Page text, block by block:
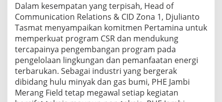
Dalam kesempatan yang terpisah, Head of
Communication Relations & CID Zona 1, Djulianto
Tasmat menyampaikan komitmen Pertamina untuk
memperkuat program CSR dan mendukung
tercapainya pengembangan program pada
pengelolaan lingkungan dan pemanfaatan energi
terbarukan. Sebagai industri yang bergerak
dibidang hulu minyak dan gas bumi, PHE Jambi
Merang Field tetap megawal setiap kegiatan